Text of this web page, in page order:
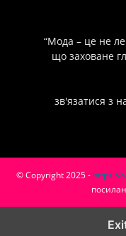
“Мода – це не
що заховане
зв'язатися з
© Copyright 2025 - https://